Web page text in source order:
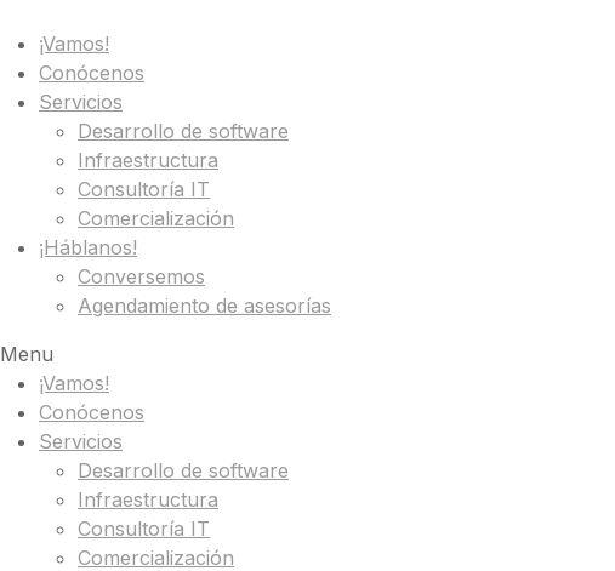
¡Vamos!
Conócenos
Servicios
Desarrollo de software
Infraestructura
Consultoría IT
Comercialización
¡Háblanos!
Conversemos
Agendamiento de asesorías
Menu
¡Vamos!
Conócenos
Servicios
Desarrollo de software
Infraestructura
Consultoría IT
Comercialización